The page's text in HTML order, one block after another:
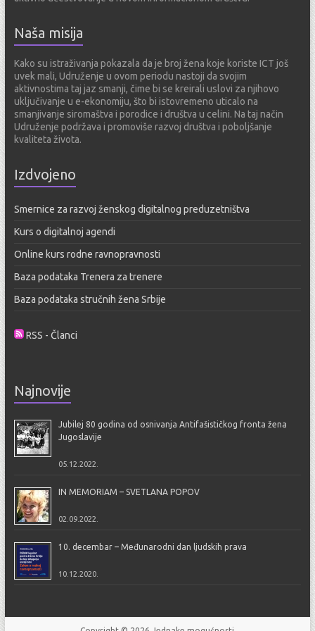
Naša misija
Kako su istraživanja pokazala da je broj žena koje koriste ICT još
uvek mali, Udruženje u ovom periodu nastoji da svojim
aktivnostima taj jaz smanji, čime bi se kreirali uslovi za njihovo
uključivanje u e-ekonomiju, što bi istovremeno uticalo na
smanjivanje siromaštva i porodice i društva u celini. Na taj način
Udruženje podržava i promoviše razvoj društva i poboljšanje
kvaliteta života.
Izdvojeno
Smernice za razvoj ženskog digitalnog preduzetništva
Kurs o digitalnoj agendi
Online kurs rodne ravnopravnosti
Baza podataka Trenera za trenere
Baza podataka stručnih žena Srbije
RSS - Članci
Najnovije
Jubilej 80 godina od osnivanja Antifašističkog fronta žena
Jugoslavije
05.12.2022.
IN MEMORIAM – SVETLANA POPOV
02.09.2022.
10. decembar – Međunarodni dan ljudskih prava
10.12.2020.